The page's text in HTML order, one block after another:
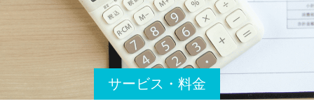
サービス・料金